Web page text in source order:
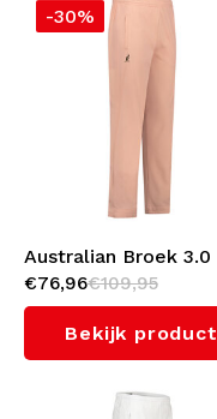
-30%
Australian Broek 3.0
(Apricot)
€76,96€109,95
Bekijk product